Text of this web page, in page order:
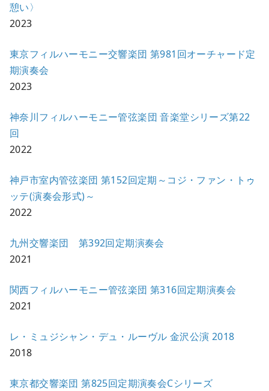
憩い〉
2023
東京フィルハーモニー交響楽団 第981回オーチャード定
期演奏会
2023
神奈川フィルハーモニー管弦楽団 音楽堂シリーズ第22
回
2022
神戸市室内管弦楽団 第152回定期～コジ・ファン・トゥ
ッテ(演奏会形式)～
2022
九州交響楽団 第392回定期演奏会
2021
関西フィルハーモニー管弦楽団 第316回定期演奏会
2021
レ・ミュジシャン・デュ・ルーヴル 金沢公演 2018
2018
東京都交響楽団 第825回定期演奏会Cシリーズ